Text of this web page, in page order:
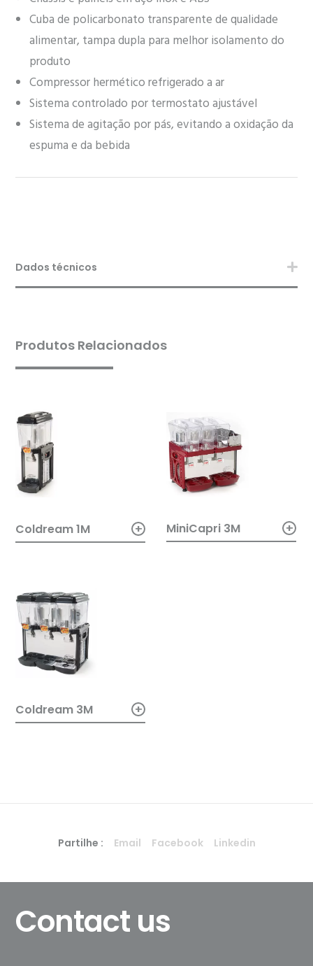
Cuba de policarbonato transparente de qualidade
alimentar, tampa dupla para melhor isolamento do
produto
Compressor hermético refrigerado a ar
Sistema controlado por termostato ajustável
Sistema de agitação por pás, evitando a oxidação da
espuma e da bebida
Dados técnicos
Produtos Relacionados
Coldream 1M + MiniCapri 3M +
Coldream 3M +
Partilhe : Email Facebook Linkedin
Contact us